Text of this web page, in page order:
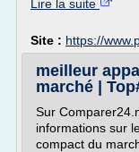
Lire la suite
Site : https://
meilleur
marché |
Sur
informations sur
compact du